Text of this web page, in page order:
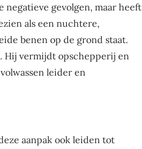
negatieve gevolgen, maar heeft
als een nuchtere,
benen op de grond staat.
Hij vermijdt opschepperij en
leider en
aanpak ook leiden tot